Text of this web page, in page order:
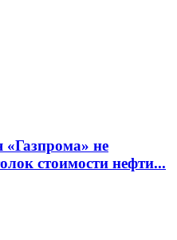
«Газпрома» не
стоимости нефти...